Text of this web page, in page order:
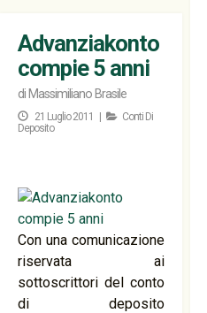
Advanziakonto
compie 5 anni
di Massimiliano Brasile
21 Luglio 2011 |
Conti Di
Deposito
Con una comunicazione
riservata ai
sottoscrittori del conto
di deposito